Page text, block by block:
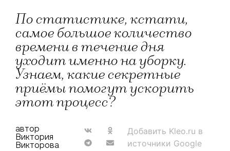
По статистике, кстати,
самое большое количество
времени в течение дня
уходит именно на уборку.
Узнаем, какие секретные
приёмы помогут ускорить
этот процесс?
автор
Виктория
Викторова
Добавить Kleo.ru в
источники Google